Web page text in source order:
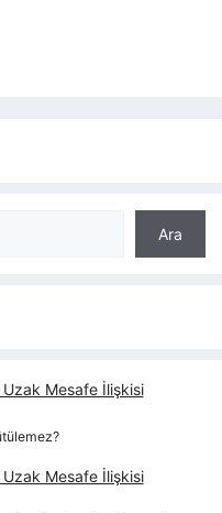
Ara
Uzak Mesafe İlişkisi
Uzak Mesafe İlişkisi